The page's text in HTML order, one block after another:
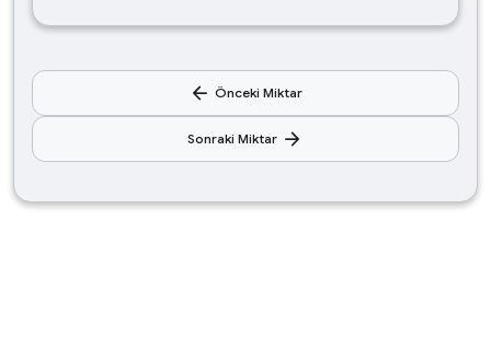
arrow_back Önceki Miktar
Sonraki Miktar arrow_forward